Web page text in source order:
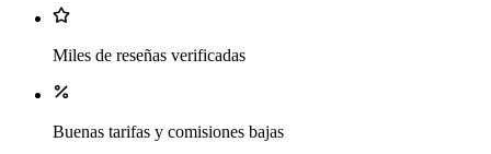
Miles de reseñas verificadas
Buenas tarifas y comisiones bajas